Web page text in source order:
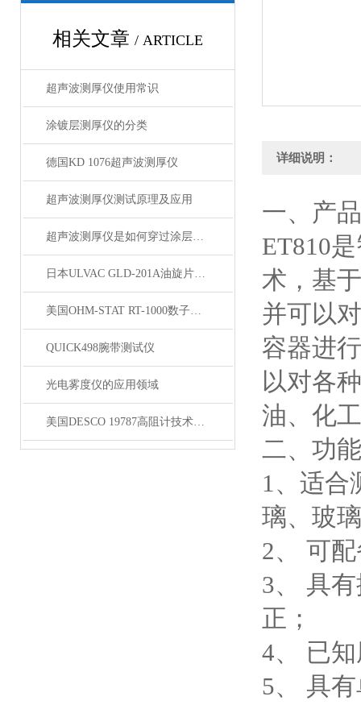
相关文章 / ARTICLE
超声波测厚仪使用常识
涂镀层测厚仪的分类
德国KD 1076超声波测厚仪
超声波测厚仪测试原理及应用
超声波测厚仪是如何穿过涂层测量厚度
日本ULVAC GLD-201A油旋片式真空泵技术资料
美国OHM-STAT RT-1000数子式电阻测试仪
QUICK498腕带测试仪
光电雾度仪的应用领域
美国DESCO 19787高阻计技术参数
详细说明：
一、产
ET810
术，基
并可以
容器进
以对各
油、化
二、功
1、适合
璃、玻
2、 可
3、 具
正；
4、 已
5、 具